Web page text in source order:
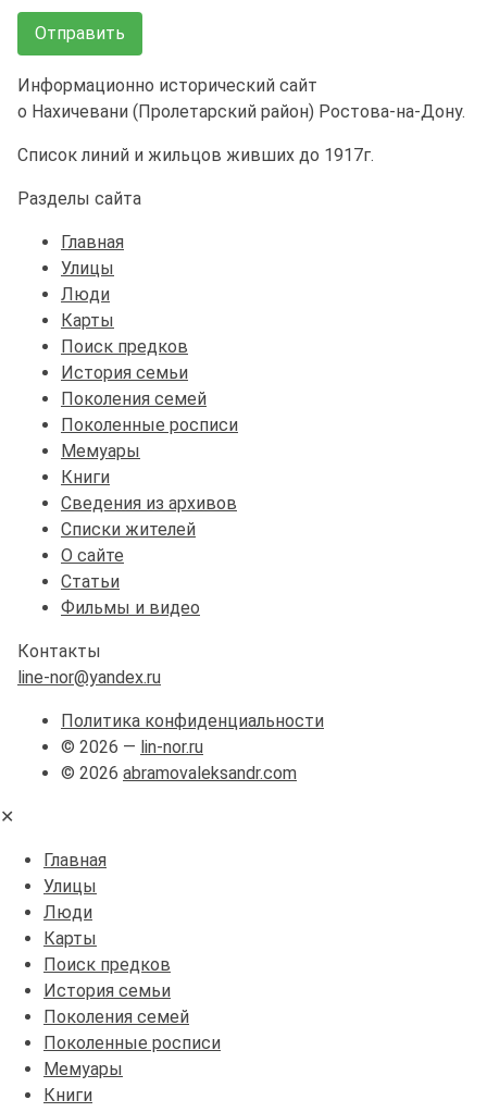
Информационно исторический сайт
о Нахичевани (Пролетарский район) Ростова-на-Дону.
Список линий и жильцов живших до 1917г.
Разделы сайта
Главная
Улицы
Люди
Карты
Поиск предков
История семьи
Поколения семей
Поколенные росписи
Мемуары
Книги
Сведения из архивов
Списки жителей
О сайте
Статьи
Фильмы и видео
Контакты
line-nor@yandex.ru
Политика конфиденциальности
© 2026 — lin-nor.ru
© 2026 abramovaleksandr.com
✕
Главная
Улицы
Люди
Карты
Поиск предков
История семьи
Поколения семей
Поколенные росписи
Мемуары
Книги